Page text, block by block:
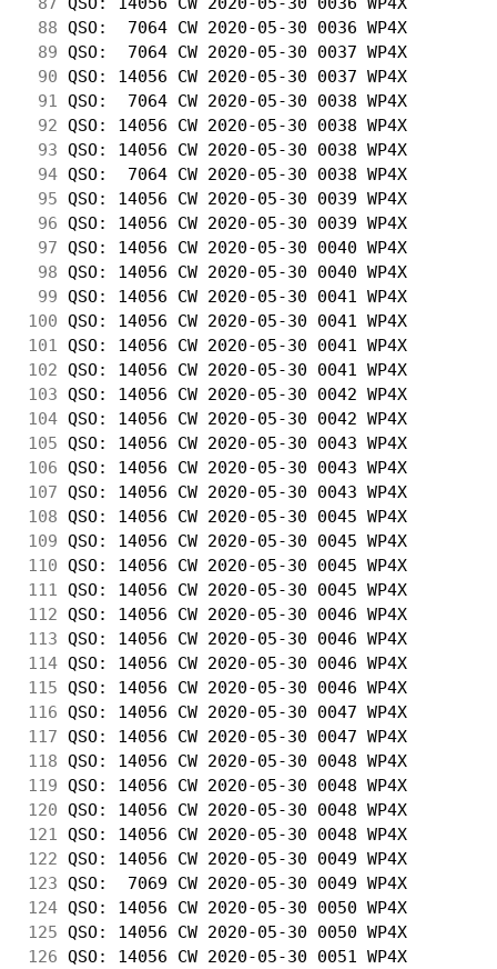
88 QSO:  7064 CW 2020-05-30 0036 WP4X
89 QSO:  7064 CW 2020-05-30 0037 WP4X
90 QSO: 14056 CW 2020-05-30 0037 WP4X
91
QSO:  7064 CW 2020-05-30 0038 WP4X
92 QSO: 14056 CW 2020-05-30 0038 WP4X
93 QSO: 14056 CW 2020-05-30 0038 WP4X
94 QSO:  7064 CW 2020-05-30 0038 WP4X
95 QSO: 14056 CW 2020-05-30 0039 WP4X
96 QSO: 14056 CW 2020-05-30 0039 WP4X
97 QSO: 14056 CW 2020-05-30 0040 WP4X
98 QSO: 14056 CW 2020-05-30 0040 WP4X
99 QSO: 14056 CW 2020-05-30 0041 WP4X
100 QSO: 14056 CW 2020-05-30 0041 WP4X
101
QSO: 14056 CW 2020-05-30 0041 WP4X
102 QSO: 14056 CW 2020-05-30 0041 WP4X
103 QSO: 14056 CW 2020-05-30 0042 WP4X
104 QSO: 14056 CW 2020-05-30 0042 WP4X
105 QSO: 14056 CW 2020-05-30 0043 WP4X
106 QSO: 14056 CW 2020-05-30 0043 WP4X
107 QSO: 14056 CW 2020-05-30 0043 WP4X
108 QSO: 14056 CW 2020-05-30 0045 WP4X
109 QSO: 14056 CW 2020-05-30 0045 WP4X
110 QSO: 14056 CW 2020-05-30 0045 WP4X
111
QSO: 14056 CW 2020-05-30 0045 WP4X
112 QSO: 14056 CW 2020-05-30 0046 WP4X
113 QSO: 14056 CW 2020-05-30 0046 WP4X
114 QSO: 14056 CW 2020-05-30 0046 WP4X
115 QSO: 14056 CW 2020-05-30 0046 WP4X
116 QSO: 14056 CW 2020-05-30 0047 WP4X
117 QSO: 14056 CW 2020-05-30 0047 WP4X
118 QSO: 14056 CW 2020-05-30 0048 WP4X
119 QSO: 14056 CW 2020-05-30 0048 WP4X
120 QSO: 14056 CW 2020-05-30 0048 WP4X
121
QSO: 14056 CW 2020-05-30 0048 WP4X
122 QSO: 14056 CW 2020-05-30 0049 WP4X
123 QSO:  7069 CW 2020-05-30 0049 WP4X
124 QSO: 14056 CW 2020-05-30 0050 WP4X
125 QSO: 14056 CW 2020-05-30 0050 WP4X
126 QSO: 14056 CW 2020-05-30 0051 WP4X